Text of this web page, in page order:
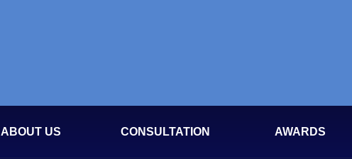
ABOUT US CONSULTATION AWARDS